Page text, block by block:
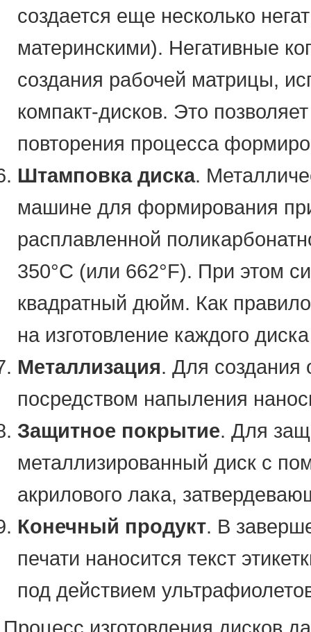
создается еще несколько
материнскими). Негативные
создания рабочей матрицы,
компакт-дисков. Это
повторения процесса
Штамповка диска.
машине для формирования
расплавленной
350°C (или 662°F). При этом
квадратный дюйм. Как
на изготовление каждого
Металлизация. Для создания
посредством напыления
Защитное покрытие. Для
металлизированный диск с
акрилового лака,
Конечный продукт. В
печати наносится текст
под действием